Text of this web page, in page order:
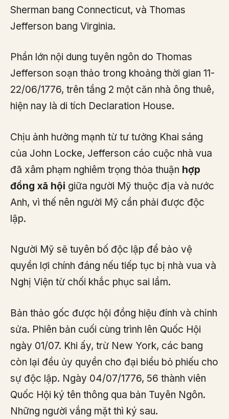
Sherman bang Connecticut, và Thomas
Jefferson bang Virginia.
Phần lớn nội dung tuyên ngôn do Thomas
Jefferson soạn thảo trong khoảng thời gian 11-
22/06/1776, trên tầng 2 một căn nhà ông thuê,
hiện nay là di tích Declaration House.
Chịu ảnh hưởng mạnh từ tư tưởng Khai sáng
của John Locke, Jefferson cáo cuộc nhà vua
đã xâm phạm nghiêm trọng thỏa thuận hợp
đồng xã hội giữa người Mỹ thuộc địa và nước
Anh, vì thế nên người Mỹ cần phải được độc
lập.
Người Mỹ sẽ tuyên bố độc lập để bảo vệ
quyền lợi chính đáng nếu tiếp tục bị nhà vua và
Nghị Viện từ chối khắc phục sai lầm.
Bản thảo gốc được hội đồng hiệu đính và chỉnh
sửa. Phiên bản cuối cùng trình lên Quốc Hội
ngày 01/07. Khi ấy, trừ New York, các bang
còn lại đều ủy quyền cho đại biểu bỏ phiếu cho
sự độc lập. Ngày 04/07/1776, 56 thành viên
Quốc Hội ký tên thông qua bản Tuyên Ngôn.
Những người vắng mặt thì ký sau.